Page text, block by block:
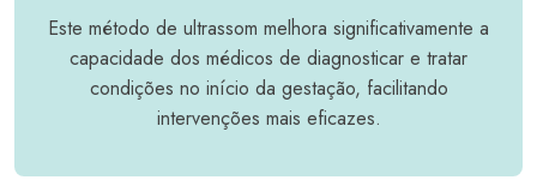
Este método de ultrassom melhora significativamente a
capacidade dos médicos de diagnosticar e tratar
condições no início da gestação, facilitando
intervenções mais eficazes.